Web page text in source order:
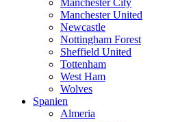
Manchester United
Newcastle
Nottingham Forest
Sheffield United
Tottenham
West Ham
Wolves
Spanien
Almeria